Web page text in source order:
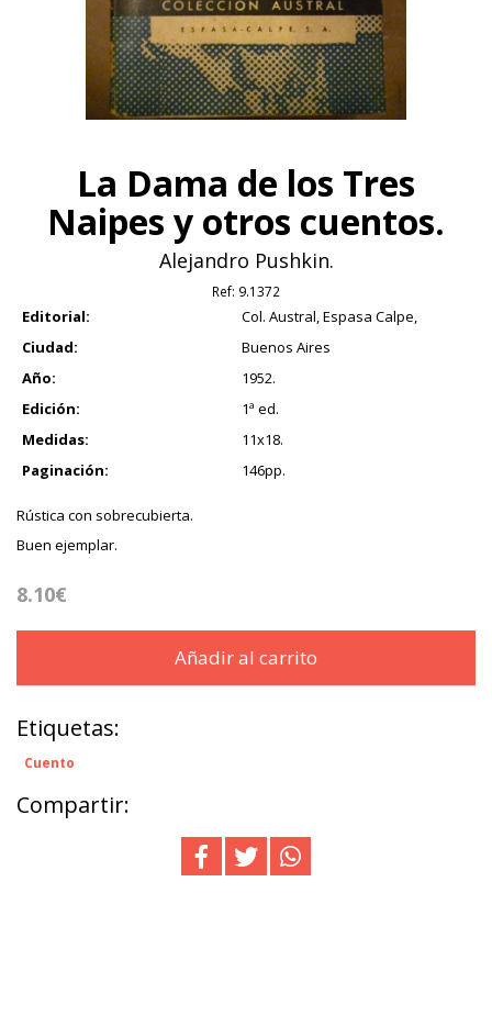
La Dama de los Tres
Naipes y otros cuentos.
Alejandro Pushkin.
Ref: 9.1372
Editorial:
Col. Austral, Espasa Calpe,
Ciudad:
Buenos Aires
Año:
1952.
Edición:
1ª ed.
Medidas:
11x18.
Paginación:
146pp.
Rústica con sobrecubierta.
Buen ejemplar.
8.10€
Añadir al carrito
Etiquetas:
Cuento
Compartir: